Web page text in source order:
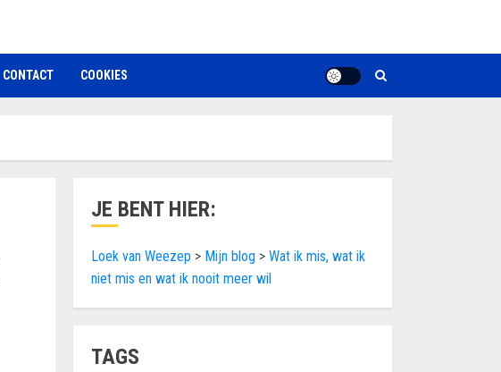
CONTACT COOKIES
JE BENT HIER:
Loek van Weezep > Mijn blog >Wat ik mis, wat ik
niet mis en wat ik nooit meer wil
TAGS